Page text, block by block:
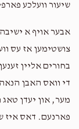
$36.00
שיעור וועלכע
אבער אויף א ישיבה
צושטימען אז עס
בחורים אליין
די וואס האבן
מער, און יעדן טאג
פארנעם. דאס איז